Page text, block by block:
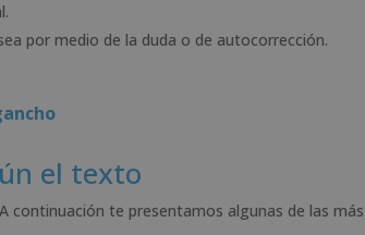
por medio de la duda o de autocorrección.
el texto
continuación te presentamos algunas de las más